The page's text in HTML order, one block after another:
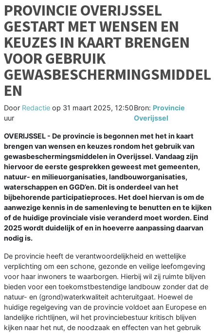
PROVINCIE OVERIJSSEL
GESTART MET WENSEN EN
KEUZES IN KAART BRENGEN
VOOR GEBRUIK
GEWASBESCHERMINGSMIDDEL
EN
Door Redactie op 31 maart 2025, 12:50
uur
Bron: Provincie
Overijssel
OVERIJSSEL - De provincie is begonnen met het in kaart
brengen van wensen en keuzes rondom het gebruik van
gewasbeschermingsmiddelen in Overijssel. Vandaag zijn
hiervoor de eerste gesprekken geweest met gemeenten,
natuur- en milieuorganisaties, landbouworganisaties,
waterschappen en GGD’en. Dit is onderdeel van het
bijbehorende participatieproces. Het doel hiervan is om de
aanwezige kennis in de samenleving te benutten en te kijken
of de huidige provinciale visie veranderd moet worden. Eind
2025 wordt duidelijk of en in hoeverre aanpassing daarvan
nodig is.
De provincie heeft de verantwoordelijkheid en wettelijke
verplichting om een schone, gezonde en veilige leefomgeving
voor haar inwoners te waarborgen. Hierbij wil zij ruimte blijven
bieden voor een toekomstbestendige landbouw zonder dat de
natuur- en (grond)waterkwaliteit achteruitgaat. Hoewel de
huidige regelgeving van de provincie voldoet aan Europese en
landelijke richtlijnen, wil het provinciebestuur kritisch blijven
kijken naar het nut, de noodzaak en effecten van het gebruik